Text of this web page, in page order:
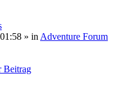
» in Adventure Forum
Beitrag